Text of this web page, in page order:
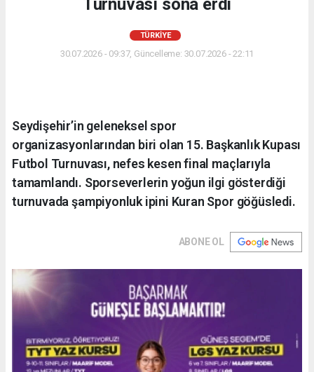
Turnuvası sona erdi
TÜRKIYE
30.07.2026 - 09:37, Güncelleme: 30.07.2026 - 22:11
Seydişehir’in geleneksel spor
organizasyonlarından biri olan 15. Başkanlık Kupası
Futbol Turnuvası, nefes kesen final maçlarıyla
tamamlandı. Sporseverlerin yoğun ilgi gösterdiği
turnuvada şampiyonluk ipini Kuran Spor göğüsledi.
ABONE OL